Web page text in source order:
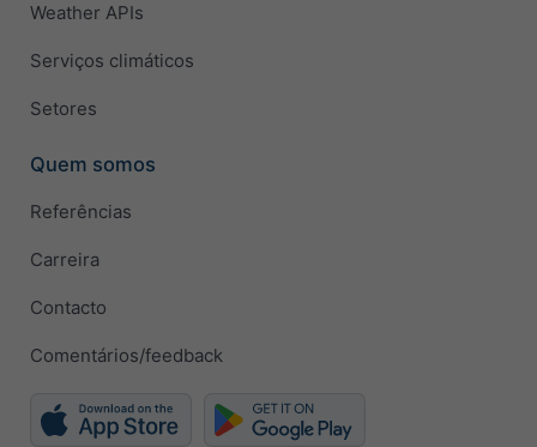
Weather APIs
Serviços climáticos
Setores
Quem somos
Referências
Carreira
Contacto
Comentários/feedback